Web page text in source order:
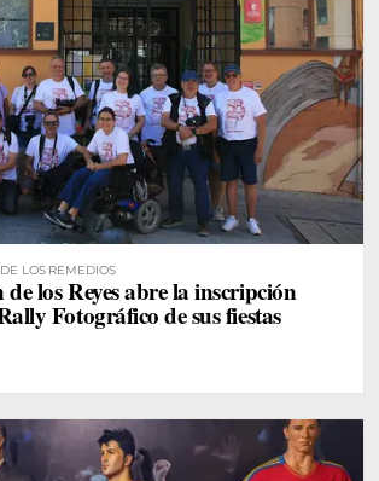
LOS REMEDIOS
de los Reyes abre la inscripción
Fotográfico de sus fiestas